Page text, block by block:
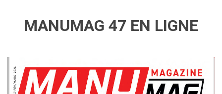
MANUMAG 47 EN LIGNE